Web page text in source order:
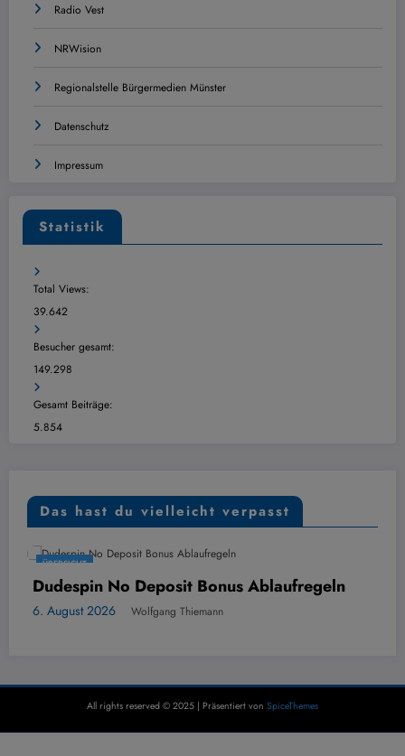
Radio Vest
NRWision
Regionalstelle Bürgermedien Münster
Datenschutz
Impressum
Statistik
Total Views:
39.642
Besucher gesamt:
149.298
Gesamt Beiträge:
5.854
Das hast du vielleicht verpasst
ÜBERSICHT
Dudespin No Deposit Bonus Ablaufregeln
6. August 2026 Wolfgang Thiemann
All rights reserved © 2025 | Präsentiert von SpiceThemes